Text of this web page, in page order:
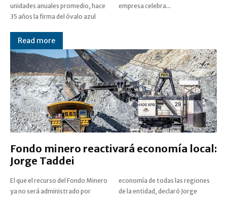
unidades anuales promedio, hace
35 años la firma del óvalo azul
empresa celebra...
Read more
Fondo minero reactivará economía local:
Jorge Taddei
El que el recurso del Fondo Minero
ya no será administrado por
economía de todas las regiones
de la entidad, declaró Jorge